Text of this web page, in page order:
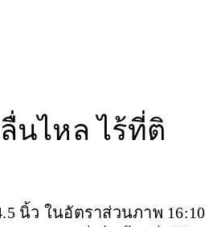
ลื่นไหล ไร้ที่ติ
นิ้ว ในอัตราส่วนภาพ 16:10